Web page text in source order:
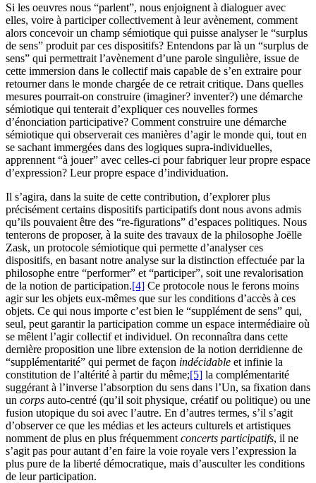
Si les oeuvres nous “parlent”, nous enjoignent à dialoguer avec
elles, voire à participer collectivement à leur avènement, comment
alors concevoir un champ sémiotique qui puisse analyser le “surplus
de sens” produit par ces dispositifs? Entendons par là un “surplus de
sens” qui permettrait l’avènement d’une parole singulière, issue de
cette immersion dans le collectif mais capable de s’en extraire pour
retourner dans le monde chargée de ce retrait critique. Dans quelles
mesures pourrait-on construire (imaginer? inventer?) une démarche
sémiotique qui tenterait d’expliquer ces nouvelles formes
d’énonciation participative? Comment construire une démarche
sémiotique qui observerait ces manières d’agir le monde qui, tout en
se sachant immergées dans des logiques supra-individuelles,
apprennent “à jouer” avec celles-ci pour fabriquer leur propre espace
d’expression? Leur propre espace d’individuation.
Il s’agira, dans la suite de cette contribution, d’explorer plus
précisément certains dispositifs participatifs dont nous avons admis
qu’ils pouvaient être des “re-figurations” d’espaces politiques. Nous
tenterons de proposer, à la suite des travaux de la philosophe Joëlle
Zask, un protocole sémiotique qui permette d’analyser ces
dispositifs, en basant notre analyse sur la distinction effectuée par la
philosophe entre “performer” et “participer”, soit une revalorisation
de la notion de participation.[4] Ce protocole nous le ferons moins
agir sur les objets eux-mêmes que sur les conditions d’accès à ces
objets. Ce qui nous importe c’est bien le “supplément de sens” qui,
seul, peut garantir la participation comme un espace intermédiaire où
se mêlent l’agir collectif et individuel. On reconnaîtra dans cette
dernière proposition une libre extension de la notion derridienne de
“supplémentarité” qui permet de façon indécidable et infinie la
constitution de l’altérité à partir du même;[5] la complémentarité
suggérant à l’inverse l’absorption du sens dans l’Un, sa fixation dans
un corps auto-centré (qu’il soit physique, créatif ou politique) ou une
fusion utopique du soi avec l’autre. En d’autres termes, s’il s’agit
d’observer ce que les médias et les acteurs culturels et artistiques
nomment de plus en plus fréquemment concerts participatifs, il ne
s’agit pas pour autant d’en faire la voie royale vers l’expression la
plus pure de la liberté démocratique, mais d’ausculter les conditions
de leur participation.